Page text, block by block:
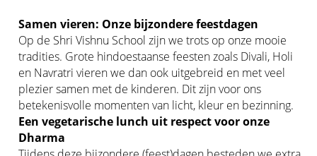
Samen vieren: Onze bijzondere feestdagen
Op de Shri Vishnu School zijn we trots op onze mooie
tradities. Grote hindoestaanse feesten zoals Divali, Holi
en Navratri vieren we dan ook uitgebreid en met veel
plezier samen met de kinderen. Dit zijn voor ons
betekenisvolle momenten van licht, kleur en bezinning.
Een vegetarische lunch uit respect voor onze
Dharma